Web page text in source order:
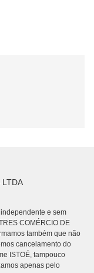
e sem
COMÉRCIO DE
também que não
cancelamento do
ISTOÉ, tampouco
apenas pelo